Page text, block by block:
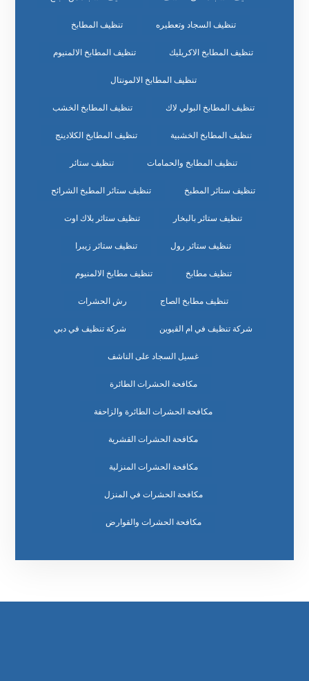
تنظيف السجاد وتعطيره تنظيف المطابخ
تنظيف المطابخ الاكريليك تنظيف المطابخ الالمنيوم
تنظيف المطابخ الالمونتال
تنظيف المطابخ البولي لاك تنظيف المطابخ الخشب
تنظيف المطابخ الخشبية تنظيف المطابخ الكلادينج
تنظيف المطابخ والحمامات تنظيف ستائر
تنظيف ستائر المطبخ تنظيف ستائر المطبخ الشرائح
تنظيف ستائر بالبخار تنظيف ستائر بلاك اوت
تنظيف ستائر رول تنظيف ستائر زيبرا
تنظيف مطابخ تنظيف مطابخ الالمنيوم
تنظيف مطابخ الصاج رش الحشرات
شركة تنظيف في ام القيوين شركة تنظيف في دبي
غسيل السجاد على الناشف
مكافحة الحشرات الطائرة
مكافحة الحشرات الطائرة والزاحفة
مكافحة الحشرات القشرية
مكافحة الحشرات المنزلية
مكافحة الحشرات في المنزل
مكافحة الحشرات والقوارض